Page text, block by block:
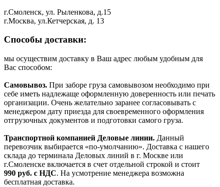
г.Смоленск, ул. Рыленкова, д.15
г.Москва, ул.Кетчерская, д. 13
Способы доставки:
мы осуществим доставку в Ваш адрес любым удобным для
Вас способом:
Самовывоз. При заборе груза самовывозом необходимо при
себе иметь надлежаще оформленную доверенность или печать
организации. Очень желательно заранее согласовывать с
менеджером дату приезда для своевременного оформления
отгрузочных документов и подготовки самого груза.
Транспортной компанией Деловые линии. Данный
перевозчик выбирается «по-умолчанию». Доставка с нашего
склада до терминала Деловых линий в г. Москве или
г.Смоленске включается в счет отдельной строкой и стоит
990 руб. с НДС. На усмотрение менеджера возможна
бесплатная доставка.